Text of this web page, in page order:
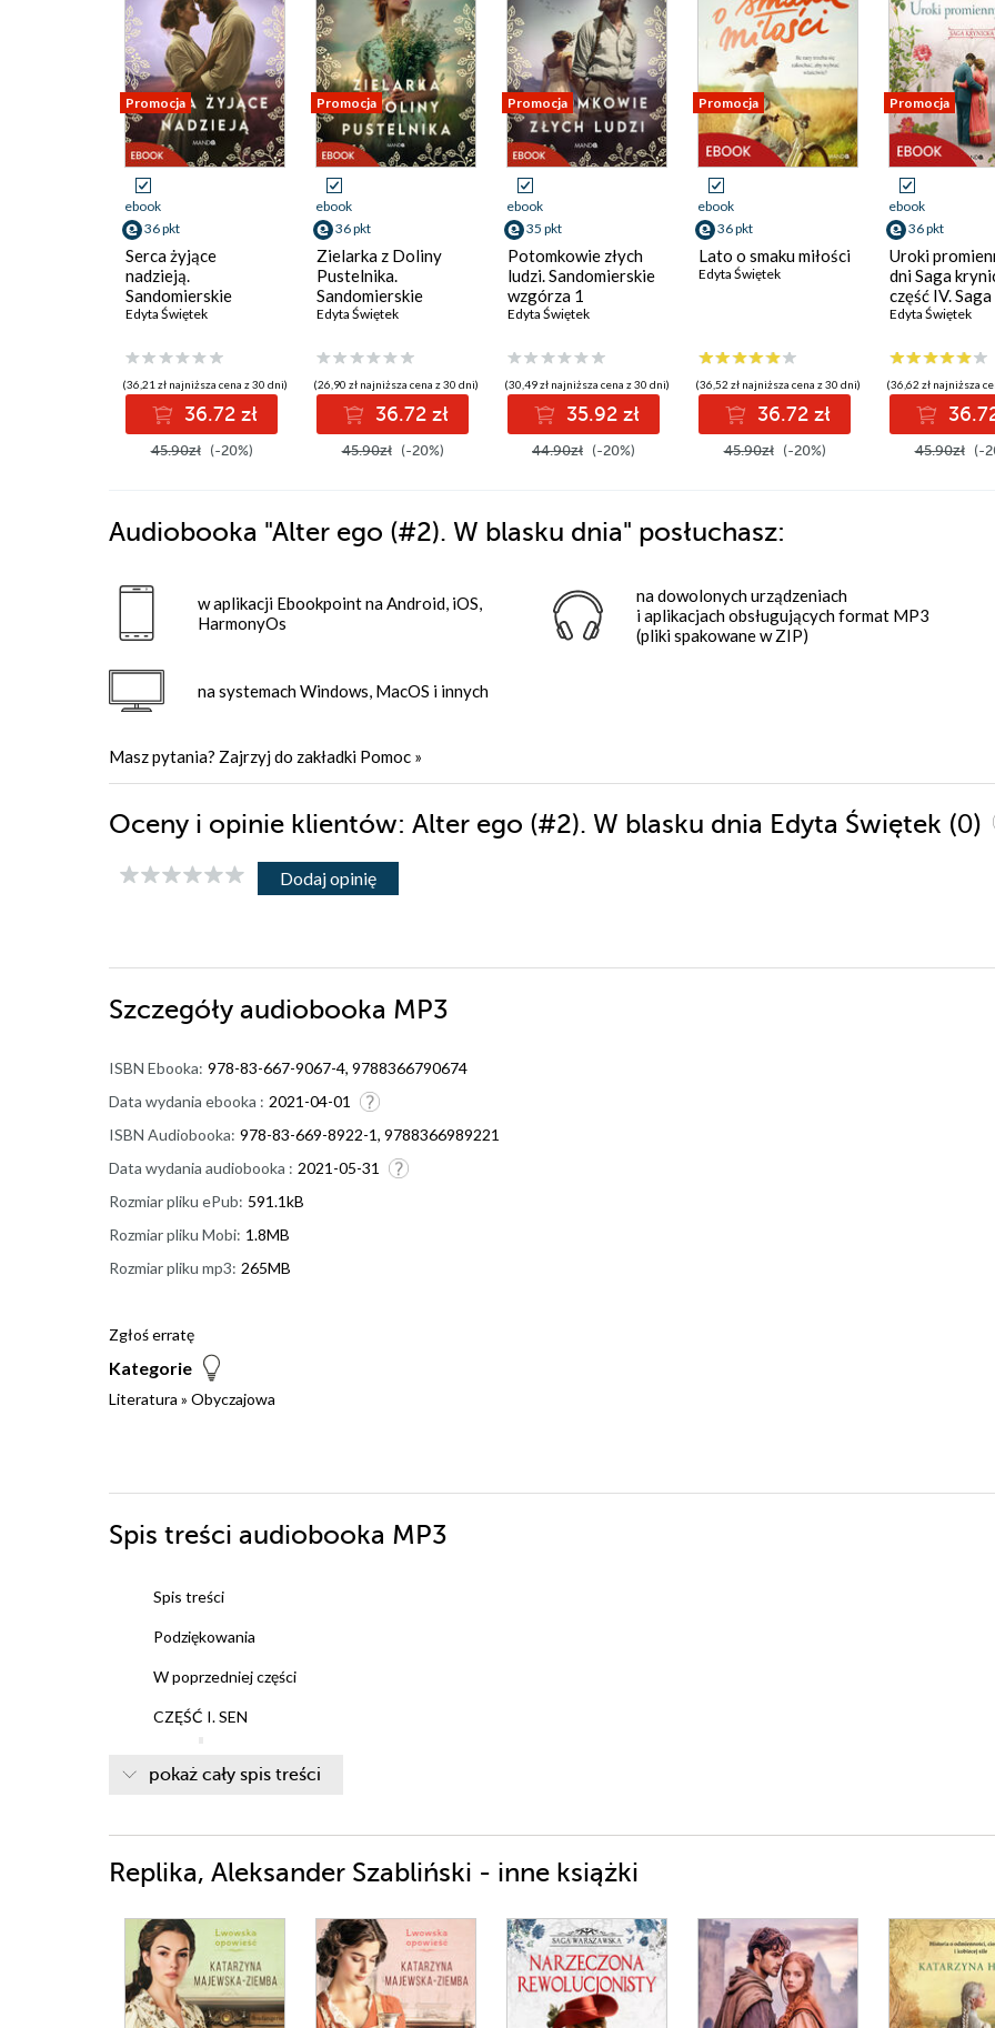
Promocja
ebook
36 pkt
Serca żyjące
nadzieją.
Sandomierskie
wzgórza 3
Edyta Świętek
(36,21 zł najniższa cena z 30 dni)
36.72 zł
45.90zł (-20%)
Promocja
ebook
36 pkt
Zielarka z Doliny
Pustelnika.
Sandomierskie
wzgórza 2
Edyta Świętek
(26,90 zł najniższa cena z 30 dni)
36.72 zł
45.90zł (-20%)
Promocja
ebook
35 pkt
Potomkowie złych
ludzi. Sandomierskie
wzgórza 1
Edyta Świętek
(30,49 zł najniższa cena z 30 dni)
35.92 zł
44.90zł (-20%)
Promocja
ebook
36 pkt
Lato o smaku miłości
Edyta Świętek
(36,52 zł najniższa cena z 30 dni)
36.72 zł
45.90zł (-20%)
Promocja
ebook
36 pkt
Uroki
dni Saga
część IV. Saga
krynicka, część
Edyta Świętek
(36,62 zł najniższa
45.90zł (-
Audiobooka "Alter ego (#2). W blasku dnia" posłuchasz:
w aplikacji Ebookpoint na Android, iOS,
HarmonyOs
na systemach Windows, MacOS i innych
na dowolonych urządzeniach
i aplikacjach obsługujących format MP3
(pliki spakowane w ZIP)
Masz pytania? Zajrzyj do zakładki Pomoc »
Oceny i opinie klientów: Alter ego (#2). W blasku dnia Edyta Świętek (0)
Dodaj opinię
Szczegóły audiobooka MP3
ISBN Ebooka: 978-83-667-9067-4, 9788366790674
Data wydania ebooka : 2021-04-01
ISBN Audiobooka: 978-83-669-8922-1, 9788366989221
Data wydania audiobooka : 2021-05-31
Rozmiar pliku ePub: 591.1kB
Rozmiar pliku Mobi: 1.8MB
Rozmiar pliku mp3: 265MB
Zgłoś erratę
Kategorie
Literatura » Obyczajowa
Spis treści audiobooka MP3
Spis treści
Podziękowania
W poprzedniej części
CZĘŚĆ I. SEN
Rozdział 2. Niezapominajki
Rozdział 6. Pracowita jesień
CZĘŚĆ II. JAWA
Rozdział 7. Samotność
Rozdział 8. Mgła
Rozdział 9. Zamroczona
pokaż cały spis treści
Replika, Aleksander Szabliński - inne książki